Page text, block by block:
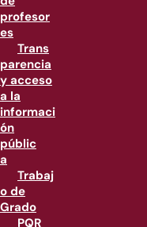
profesor
es
Trans
parencia
y acceso
a la
informaci
ón
públic
a
Trabaj
o de
Grado
PQR